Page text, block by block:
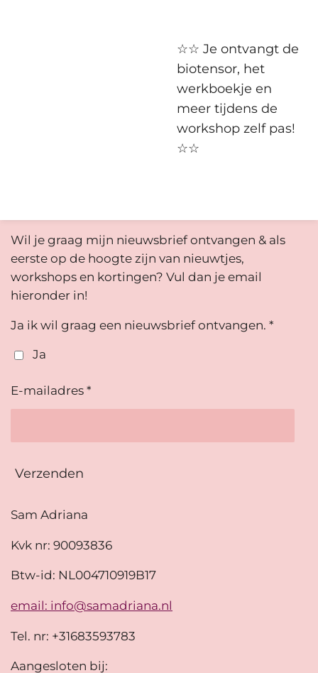
☆☆ Je ontvangt de
biotensor, het
werkboekje en
meer tijdens de
workshop zelf pas!
☆☆
Wil je graag mijn nieuwsbrief ontvangen & als
eerste op de hoogte zijn van nieuwtjes,
workshops en kortingen? Vul dan je email
hieronder in!
Ja ik wil graag een nieuwsbrief ontvangen. *
Ja
E-mailadres *
Verzenden
Sam Adriana
Kvk nr: 90093836
Btw-id: NL004710919B17
email: info@samadriana.nl
Tel. nr: +31683593783
Aangesloten bij: